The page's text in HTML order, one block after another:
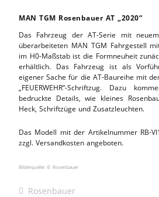
MAN TGM Rosenbauer AT „2020“
Das Fahrzeug der AT-Serie mit
überarbeiteten MAN TGM Fahrgestell
im H0-Maßstab ist die Formneuheit
erhältlich. Das Fahrzeug ist als
eigener Sache für die AT-Baureihe mit
„FEUERWEHR“-Schriftzug. Dazu
bedruckte Details, wie kleines
Heck, Schriftzüge und Zusatzleuchten.
Das Modell mit der Artikelnummer RB-
zzgl. Versandkosten angeboten.
Bilderquelle: © Rosenbauer
Rosenbauer